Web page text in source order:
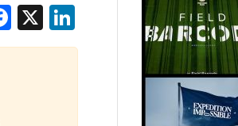
Facebook
X LinkedIn